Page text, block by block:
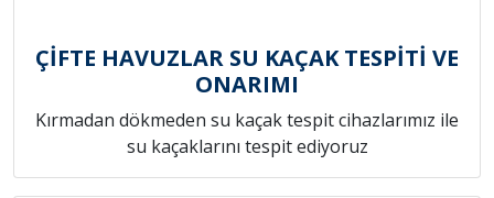
ÇİFTE HAVUZLAR SU KAÇAK TESPİTİ VE
ONARIMI
Kırmadan dökmeden su kaçak tespit cihazlarımız ile
su kaçaklarını tespit ediyoruz